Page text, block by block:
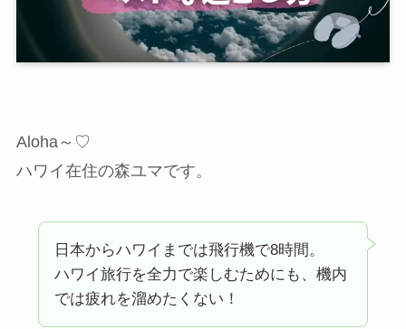
Aloha～♡
ハワイ在住の森ユマです。
日本からハワイまでは飛行機で8時間。
ハワイ旅行を全力で楽しむためにも、機内
では疲れを溜めたくない！